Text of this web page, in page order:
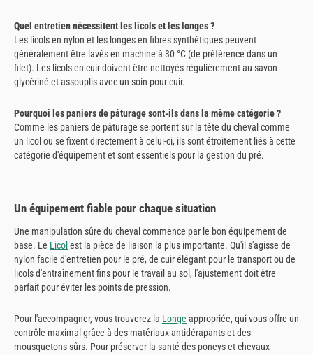
Quel entretien nécessitent les licols et les longes ?
Les licols en nylon et les longes en fibres synthétiques peuvent
généralement être lavés en machine à 30 °C (de préférence dans un
filet). Les licols en cuir doivent être nettoyés régulièrement au savon
glycériné et assouplis avec un soin pour cuir.
Pourquoi les paniers de pâturage sont-ils dans la même catégorie ?
Comme les paniers de pâturage se portent sur la tête du cheval comme
un licol ou se fixent directement à celui-ci, ils sont étroitement liés à cette
catégorie d'équipement et sont essentiels pour la gestion du pré.
Un équipement fiable pour chaque situation
Une manipulation sûre du cheval commence par le bon équipement de
base. Le Licolest la pièce de liaison la plus importante. Qu'il s'agisse de
nylon facile d'entretien pour le pré, de cuir élégant pour le transport ou de
licols d'entraînement fins pour le travail au sol, l'ajustement doit être
parfait pour éviter les points de pression.
Pour l'accompagner, vous trouverez la Longe appropriée, qui vous offre un
contrôle maximal grâce à des matériaux antidérapants et des
mousquetons sûrs. Pour préserver la santé des poneys et chevaux